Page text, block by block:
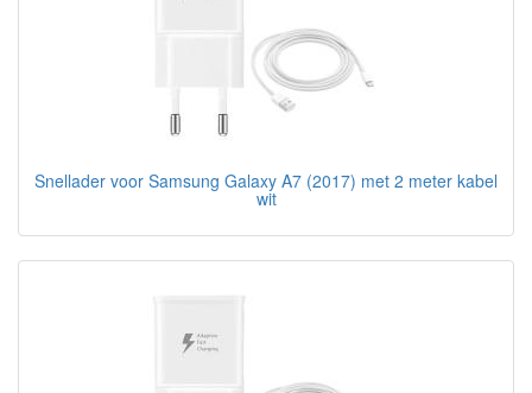
Snellader voor Samsung Galaxy A7 (2017) met 2 meter kabel
wit